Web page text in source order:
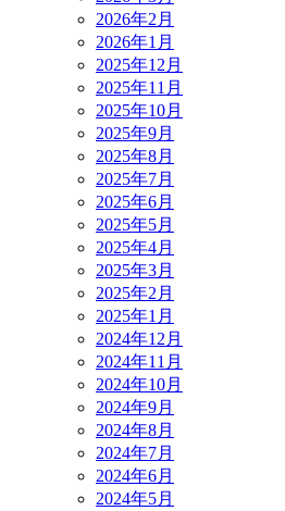
2026年2月
2026年1月
2025年12月
2025年11月
2025年10月
2025年9月
2025年8月
2025年7月
2025年6月
2025年5月
2025年4月
2025年3月
2025年2月
2025年1月
2024年12月
2024年11月
2024年10月
2024年9月
2024年8月
2024年7月
2024年6月
2024年5月